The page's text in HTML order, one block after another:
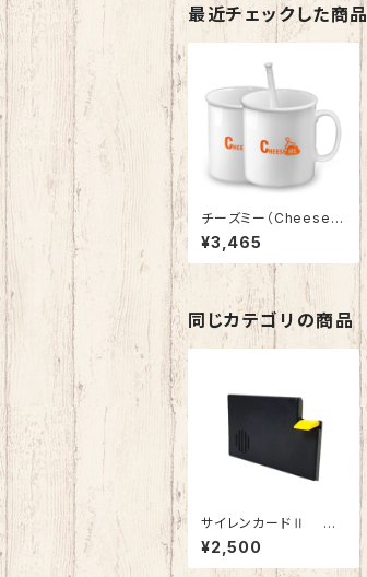
最近チェックした商品
チーズミー（CheeseM
e）で手作りフレッシュチ
ーズを楽しもう！
¥3,465
同じカテゴリの商品
サイレンカードⅡ 引
戸に簡単取付、防犯アラ
ーム＆補助錠でW対
策 特許商品
¥2,500